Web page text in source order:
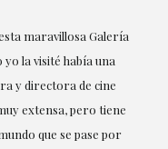
en todo momento en
ha sabido entender
la empatía y la
en cada momento,
conocimiento sobre lo